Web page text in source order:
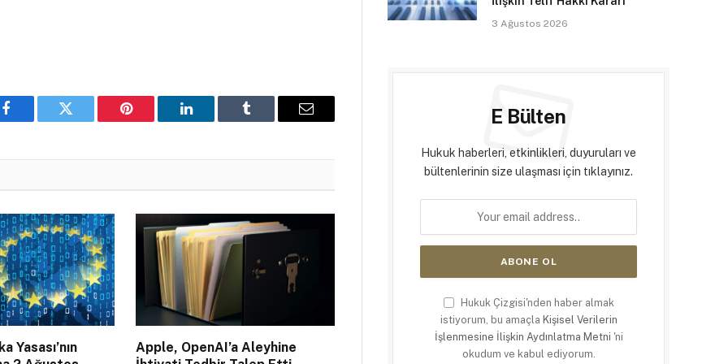
Facebook Twitter Pinterest LinkedIn Tumblr Email
Yasası’nın
Apple, OpenAI’a Aleyhine
3 Ağustos 2026
E Bülten
Hukuk haberleri, etkinlikleri, duyuruları ve
bültenlerinin size ulaşması için tıklayınız.
Hukuk Çizgisi'nden haber almak
istiyorum, bu amaçla Kişisel Verilerin
İşlenmesine İlişkin Aydınlatma Metni 'ni
okudum ve kabul ediyorum.